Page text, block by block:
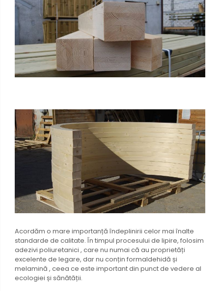
Acordăm o mare importanță îndeplinirii celor mai înalte
standarde de calitate. În timpul procesului de lipire, folosim
adezivi poliuretanici , care nu numai că au proprietăți
excelente de legare, dar nu conțin formaldehidă și
melamină , ceea ce este important din punct de vedere al
ecologiei și sănătății.